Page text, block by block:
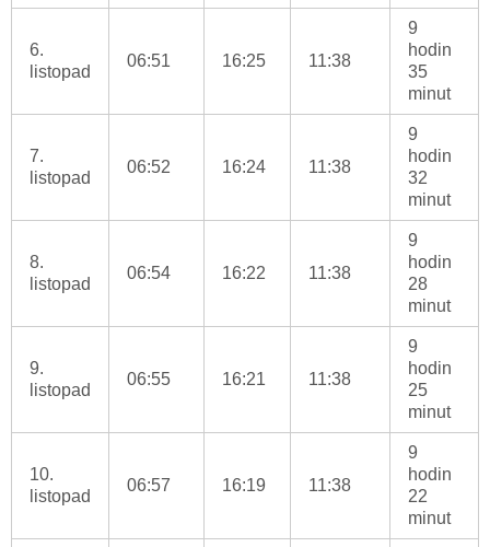
6.
listopad
06:51 16:25 11:38
9
hodin
35
minut
7.
listopad
06:52 16:24 11:38
9
hodin
32
minut
8.
listopad
06:54 16:22 11:38
9
hodin
28
minut
9.
listopad
06:55 16:21 11:38
9
hodin
25
minut
10.
listopad
06:57 16:19 11:38
9
hodin
22
minut